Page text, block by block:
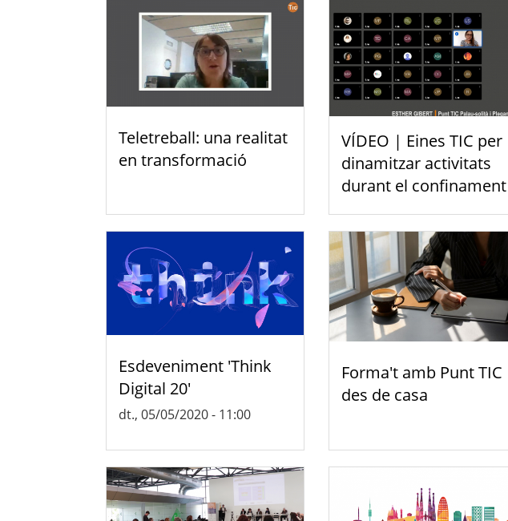
Teletreball: una realitat
en transformació
VÍDEO | Eines TIC per
dinamitzar activitats
durant el confinament
Esdeveniment 'Think
Digital 20'
dt., 05/05/2020 - 11:00
Forma't amb Punt TIC
des de casa